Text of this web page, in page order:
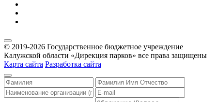
© 2019-2026 Государственное бюджетное учреждение
Калужской области «Дирекция парков» все права защищены
Карта сайта Разработка сайта